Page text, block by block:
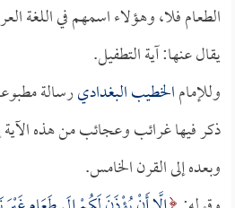
الطعام فلا، وهؤلاء اسمهم في اللغة
يقال عنها: آية التطفيل.
وللإمامالخطيب البغداديرسالة
ذكر فيها غرائب وعجائب من هذه
وبعده إلى القرن الخامس.